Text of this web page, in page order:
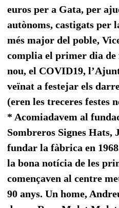
euros per a Gata, per
autònoms, castigats per
més major del poble,
complia el primer dia de
nou, el COVID19,
veïnat a festejar els
(eren les treceres festes
* Acomiadavem al
Sombreros Signes Hats,
fundar la fàbrica en
la bona notícia de les
començaven al centre
90 anys. Un home,